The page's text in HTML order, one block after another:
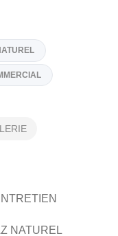
Québec
NATUREL
NATUREL